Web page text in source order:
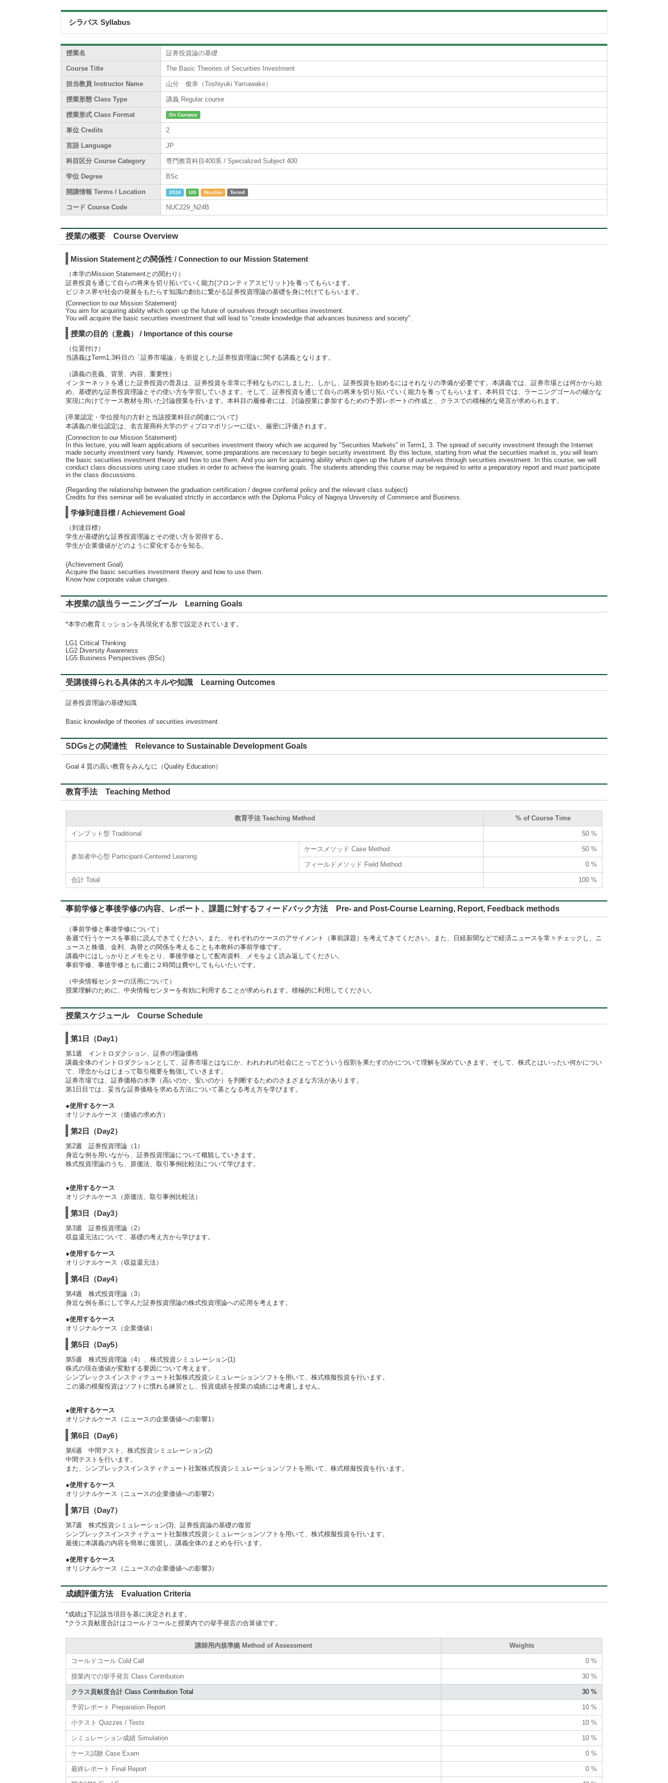
シラバス Syllabus
授業名 証券投資論の基礎
Course Title The Basic Theories of Securities Investment
担当教員 Instructor Name 山分 俊幸（Toshiyuki Yamawake）
授業形態 Class Type 講義 Regular course
授業形式 Class Format On Campus
単位 Credits 2
言語 Language JP
科目区分 Course Category 専門教育科目400系 / Specialized Subject 400
学位 Degree BSc
開講情報 Terms / Location 2024 UG Nisshin Term4
コード Course Code NUC229_N24B
授業の概要 Course Overview
Mission Statementとの関係性 / Connection to our Mission Statement
（本学のMission Statementとの関わり）
証券投資を通じて自らの将来を切り拓いていく能力(フロンティアスピリット)を養ってもらいます。
ビジネス界や社会の発展をもたらす知識の創出に繋がる証券投資理論の基礎を身に付けてもらいます。
(Connection to our Mission Statement)
You aim for acquiring ability which open up the future of ourselves through securities investment.
You will acquire the basic securities investment that will lead to "create knowledge that advances business and society".
授業の目的（意義） / Importance of this course
（位置付け）
当講義はTerm1,3科目の「証券市場論」を前提とした証券投資理論に関する講義となります。
（講義の意義、背景、内容、重要性）
インターネットを通じた証券投資の普及は、証券投資を非常に手軽なものにしました。しかし、証券投資を始めるにはそれなりの準備が必要です。本講義では、証券市場とは何かから始
め、基礎的な証券投資理論とその使い方を学習していきます。そして、証券投資を通じて自らの将来を切り拓いていく能力を養ってもらいます。本科目では、ラーニングゴールの確かな
実現に向けてケース教材を用いた討論授業を行います。本科目の履修者には、討論授業に参加するための予習レポートの作成と、クラスでの積極的な発言が求められます。
(卒業認定・学位授与の方針と当該授業科目の関連について)
本講義の単位認定は、名古屋商科大学のディプロマポリシーに従い、厳密に評価されます。
(Connection to our Mission Statement)
In this lecture, you will learn applications of securities investment theory which we acquired by "Securities Markets" in Term1, 3. The spread of security investment through the Internet
made security investment very handy. However, some preparations are necessary to begin security investment. By this lecture, starting from what the securities market is, you will learn
the basic securities investment theory and how to use them. And you aim for acquiring ability which open up the future of ourselves through securities investment. In this course, we will
conduct class discussions using case studies in order to achieve the learning goals. The students attending this course may be required to write a preparatory report and must participate
in the class discussions.
(Regarding the relationship between the graduation certification / degree conferral policy and the relevant class subject)
Credits for this seminar will be evaluated strictly in accordance with the Diploma Policy of Nagoya University of Commerce and Business.
学修到達目標 / Achievement Goal
（到達目標）
学生が基礎的な証券投資理論とその使い方を習得する。
学生が企業価値がどのように変化するかを知る。
(Achievement Goal)
Acquire the basic securities investment theory and how to use them.
Know how corporate value changes.
本授業の該当ラーニングゴール Learning Goals
*本学の教育ミッションを具現化する形で設定されています。
LG1 Critical Thinking
LG2 Diversity Awareness
LG5 Business Perspectives (BSc)
受講後得られる具体的スキルや知識 Learning Outcomes
証券投資理論の基礎知識
Basic knowledge of theories of securities investment
SDGsとの関連性 Relevance to Sustainable Development Goals
Goal 4 質の高い教育をみんなに（Quality Education）
教育手法 Teaching Method
教育手法 Teaching Method % of Course Time
インプット型 Traditional 50 %
参加者中心型 Participant-Centered Learning
ケースメソッド Case Method 50 %
フィールドメソッド Field Method 0 %
合計 Total 100 %
事前学修と事後学修の内容、レポート、課題に対するフィードバック方法 Pre- and Post-Course Learning, Report, Feedback methods
（事前学修と事後学修について）
各週で行うケースを事前に読んできてください。また、それぞれのケースのアサイメント（事前課題）を考えてきてください。また、日経新聞などで経済ニュースを常々チェックし、ニ
ュースと株価、金利、為替との関係を考えることも本教科の事前学修です。
講義中にはしっかりとメモをとり、事後学修として配布資料、メモをよく読み返してください。
事前学修、事後学修ともに週に２時間は費やしてもらいたいです。
（中央情報センターの活用について）
授業理解のために、中央情報センターを有効に利用することが求められます。積極的に利用してください。
授業スケジュール Course Schedule
第1日（Day1）
第1週 イントロダクション、証券の理論価格
講義全体のイントロダクションとして、証券市場とはなにか、われわれの社会にとってどういう役割を果たすのかについて理解を深めていきます。そして、株式とはいったい何かについ
て、理念からはじまって取引概要を勉強していきます。
証券市場では、証券価格の水準（高いのか、安いのか）を判断するためのさまざまな方法があります。
第1日目では、妥当な証券価格を求める方法について基となる考え方を学びます。
●使用するケース
オリジナルケース（価値の求め方）
第2日（Day2）
第2週 証券投資理論（1）
身近な例を用いながら、証券投資理論について概観していきます。
株式投資理論のうち、原価法、取引事例比較法について学びます。
●使用するケース
オリジナルケース（原価法、取引事例比較法）
第3日（Day3）
第3週 証券投資理論（2）
収益還元法について、基礎の考え方から学びます。
●使用するケース
オリジナルケース（収益還元法）
第4日（Day4）
第4週 株式投資理論（3）
身近な例を基にして学んだ証券投資理論の株式投資理論への応用を考えます。
●使用するケース
オリジナルケース（企業価値）
第5日（Day5）
第5週 株式投資理論（4）、株式投資シミュレーション(1)
株式の現在価値が変動する要因について考えます。
シンプレックスインスティテュート社製株式投資シミュレーションソフトを用いて、株式模擬投資を行います。
この週の模擬投資はソフトに慣れる練習とし、投資成績を授業の成績には考慮しません。
●使用するケース
オリジナルケース（ニュースの企業価値への影響1）
第6日（Day6）
第6週 中間テスト、株式投資シミュレーション(2)
中間テストを行います。
また、シンプレックスインスティテュート社製株式投資シミュレーションソフトを用いて、株式模擬投資を行います。
●使用するケース
オリジナルケース（ニュースの企業価値への影響2）
第7日（Day7）
第7週 株式投資シミュレーション(3)、証券投資論の基礎の復習
シンプレックスインスティテュート社製株式投資シミュレーションソフトを用いて、株式模擬投資を行います。
最後に本講義の内容を簡単に復習し、講義全体のまとめを行います。
●使用するケース
オリジナルケース（ニュースの企業価値への影響3）
成績評価方法 Evaluation Criteria
*成績は下記該当項目を基に決定されます。
*クラス貢献度合計はコールドコールと授業内での挙手発言の合算値です。
講師用内規準拠 Method of Assessment Weights
コールドコール Cold Call 0 %
授業内での挙手発言 Class Contribution 30 %
クラス貢献度合計 Class Contribution Total 30 %
予習レポート Preparation Report 10 %
小テスト Quizzes / Tests 10 %
シミュレーション成績 Simulation 10 %
ケース試験 Case Exam 0 %
最終レポート Final Report 0 %